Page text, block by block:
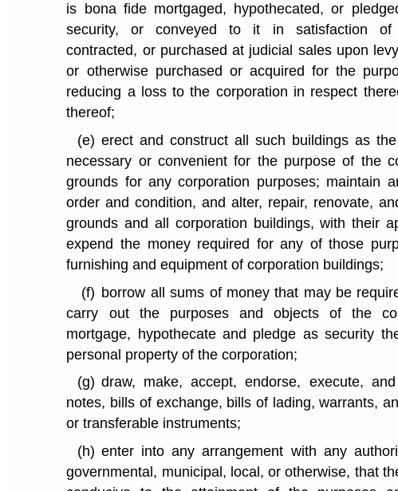
is bona fide mortgaged, hypothecated, or
security, or conveyed to it in satisfaction of
contracted, or purchased at judicial sales upon
or otherwise purchased or acquired for the
reducing a loss to the corporation in respect
thereof;
(e) erect and construct all such buildings as
necessary or convenient for the purpose of the
grounds for any corporation purposes; maintain
order and condition, and alter, repair, renovate,
grounds and all corporation buildings, with their
expend the money required for any of those
furnishing and equipment of corporation buildings;
(f) borrow all sums of money that may be
carry out the purposes and objects of the
mortgage, hypothecate and pledge as security
personal property of the corporation;
(g) draw, make, accept, endorse, execute,
notes, bills of exchange, bills of lading, warrants,
or transferable instruments;
(h) enter into any arrangement with any
governmental, municipal, local, or otherwise, that